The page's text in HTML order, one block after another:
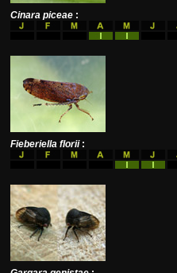
Cinara piceae :
Fieberiella florii: